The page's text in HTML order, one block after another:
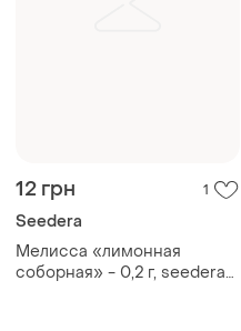
12 грн 1
Seedera
Мелисса «лимонная
соборная» - 0,2 г, seedera